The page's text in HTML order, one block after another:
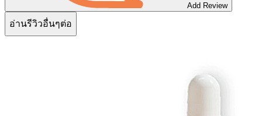
Add Review
อ่านรีวิวอื่นๆต่อ